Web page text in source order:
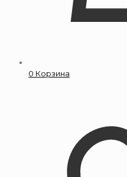
0 Корзина